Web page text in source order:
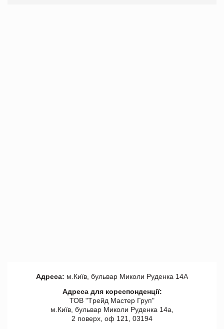
Адреса: м.Київ, бульвар Миколи Руденка 14А
Адреса для кореспонденції:
ТОВ "Tрейд Мастер Груп"
м.Київ, бульвар Миколи Руденка 14а,
2 поверх, оф 121, 03194